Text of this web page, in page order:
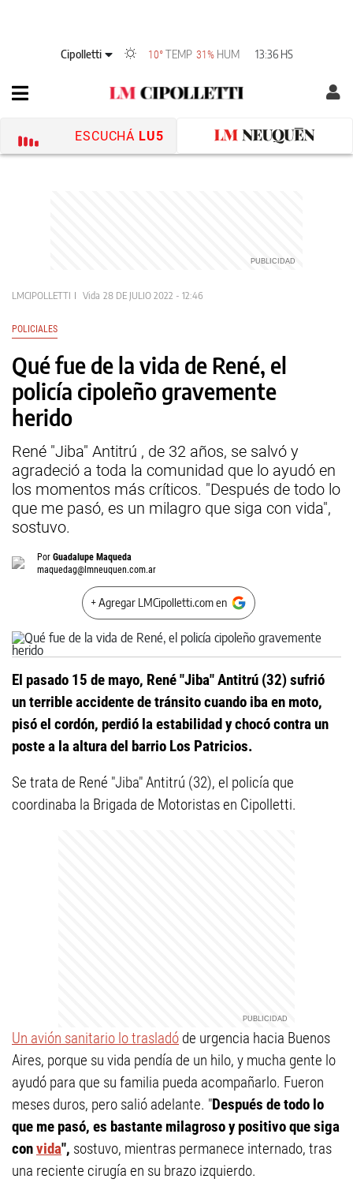
Cipolletti 10° TEMP 31% HUM 13:36 HS
ESCUCHÁ LU5
LMCIPOLLETTI Vida 28 DE JULIO 2022 - 12:46
POLICIALES
Qué fue de la vida de René, el
policía cipoleño gravemente
herido
René "Jiba" Antitrú , de 32 años, se salvó y
agradeció a toda la comunidad que lo ayudó en
los momentos más críticos. "Después de todo lo
que me pasó, es un milagro que siga con vida",
sostuvo.
Por Guadalupe Maqueda
maquedag@lmneuquen.com.ar
+ Agregar LMCipolletti.com en
El pasado 15 de mayo, René "Jiba" Antitrú (32) sufrió
un terrible accidente de tránsito cuando iba en moto,
pisó el cordón, perdió la estabilidad y chocó contra un
poste a la altura del barrio Los Patricios.
Se trata de René "Jiba" Antitrú (32), el policía que
coordinaba la Brigada de Motoristas en Cipolletti.
Un avión sanitario lo trasladó de urgencia hacia Buenos
Aires, porque su vida pendía de un hilo, y mucha gente lo
ayudó para que su familia pueda acompañarlo. Fueron
meses duros, pero salió adelante. "Después de todo lo
que me pasó, es bastante milagroso y positivo que siga
convida", sostuvo, mientras permanece internado, tras
una reciente cirugía en su brazo izquierdo.